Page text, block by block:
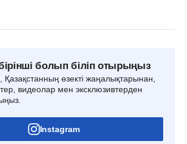
болып біліп отырыңыз
Қазақстанның өзекті жаңалықтарынан,
видеолар мен эксклюзивтерден
Instagram